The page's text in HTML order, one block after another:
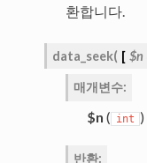
환합니다.
data_seek( [ $n
매개변수:
$n ( int )
반환: